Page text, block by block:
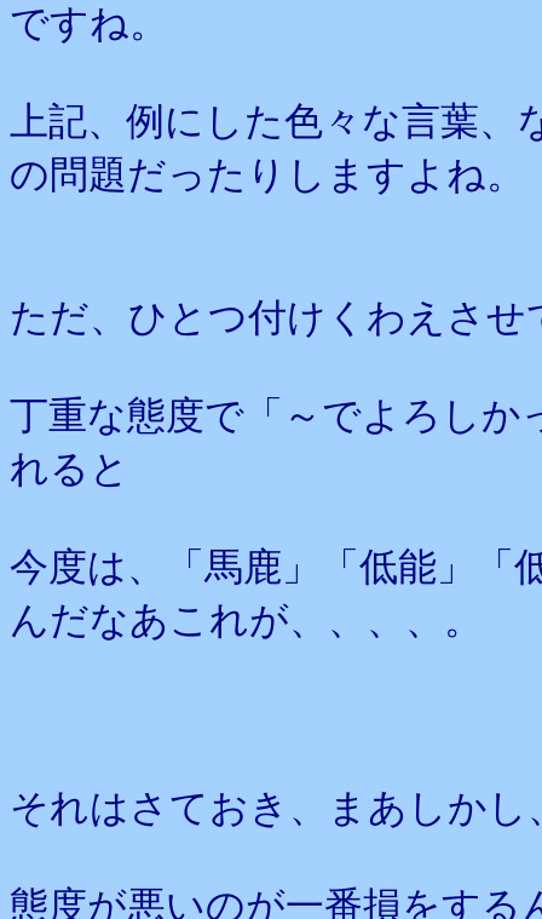
ですね。
上記、例にした色々な言葉
の問題だったりしますよね。
ただ、ひとつ付けくわえさせ
丁重な態度で「～でよろし
れると
今度は、「馬鹿」「低能」「
んだなあこれが、、、、。
それはさておき、まあしかし
態度が悪いのが一番損をする